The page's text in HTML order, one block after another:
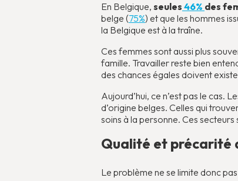
En Belgique, seules 46% des
belge (75%) et que les hommes
la Belgique est à la traîne.
Ces femmes sont aussi plus
famille. Travailler reste bien
des chances égales doivent
Aujourd’hui, ce n’est pas le cas.
d’origine belges. Celles qui
soins à la personne. Ces
Qualité et précarité
Le problème ne se limite donc pas